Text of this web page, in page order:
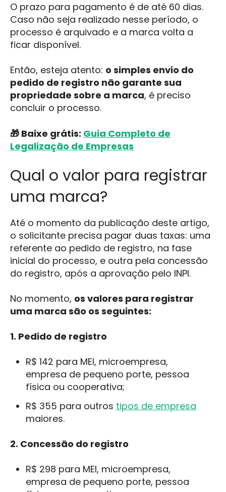
O prazo para pagamento é de até 60 dias.
Caso não seja realizado nesse período, o
processo é arquivado e a marca volta a
ficar disponível.
Então, esteja atento: o simples envio do
pedido de registro não garante sua
propriedade sobre a marca, é preciso
concluir o processo.
🎁 Baixe grátis: Guia Completo de
Legalização de Empresas
Qual o valor para registrar
uma marca?
Até o momento da publicação deste artigo,
o solicitante precisa pagar duas taxas: uma
referente ao pedido de registro, na fase
inicial do processo, e outra pela concessão
do registro, após a aprovação pelo INPI.
No momento, os valores para registrar
uma marca são os seguintes:
1. Pedido de registro
R$ 142 para MEI, microempresa,
empresa de pequeno porte, pessoa
física ou cooperativa;
R$ 355 para outros tipos de empresa
maiores.
2. Concessão do registro
R$ 298 para MEI, microempresa,
empresa de pequeno porte, pessoa